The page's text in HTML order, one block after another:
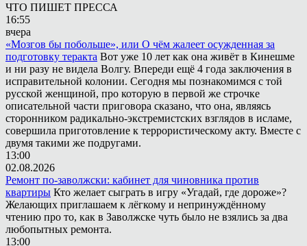
ЧТО ПИШЕТ ПРЕССА
16:55
вчера
«Мозгов бы побольше», или О чём жалеет осужденная за
подготовку теракта Вот уже 10 лет как она живёт в Кинешме
и ни разу не видела Волгу. Впереди ещё 4 года заключения в
исправительной колонии. Сегодня мы познакомимся с той
русской женщиной, про которую в первой же строчке
описательной части приговора сказано, что она, являясь
сторонником радикально-экстремистских взглядов в исламе,
совершила приготовление к террористическому акту. Вместе с
двумя такими же подругами.
13:00
02.08.2026
Ремонт по-заволжски: кабинет для чиновника против
квартиры Кто желает сыграть в игру «Угадай, где дороже»?
Желающих приглашаем к лёгкому и непринуждённому
чтению про то, как в Заволжске чуть было не взялись за два
любопытных ремонта.
13:00